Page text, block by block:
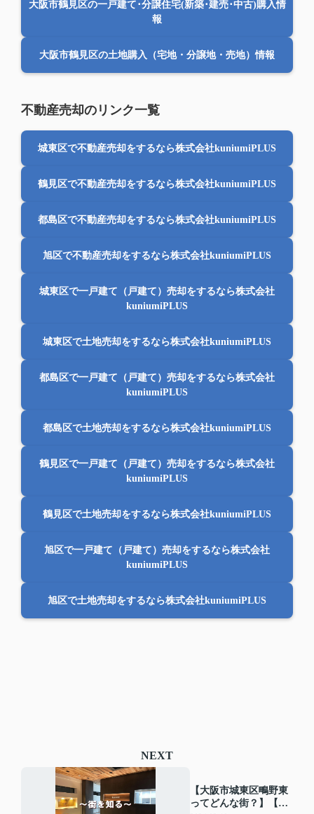
大阪市鶴見区の一戸建て･分譲住宅(新築･建売･中古)購入情
報
大阪市鶴見区の土地購入（宅地・分譲地・売地）情報
不動産売却のリンク一覧
城東区で不動産売却をするなら株式会社kuniumiPLUS
鶴見区で不動産売却をするなら株式会社kuniumiPLUS
都島区で不動産売却をするなら株式会社kuniumiPLUS
旭区で不動産売却をするなら株式会社kuniumiPLUS
城東区で一戸建て（戸建て）売却をするなら株式会社
kuniumiPLUS
城東区で土地売却をするなら株式会社kuniumiPLUS
都島区で一戸建て（戸建て）売却をするなら株式会社
kuniumiPLUS
都島区で土地売却をするなら株式会社kuniumiPLUS
鶴見区で一戸建て（戸建て）売却をするなら株式会社
kuniumiPLUS
鶴見区で土地売却をするなら株式会社kuniumiPLUS
旭区で一戸建て（戸建て）売却をするなら株式会社
kuniumiPLUS
旭区で土地売却をするなら株式会社kuniumiPLUS
NEXT
【大阪市城東区鴫野東
ってどんな街？】【住